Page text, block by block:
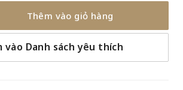
Thêm vào giỏ hàng
vào Danh sách yêu thích